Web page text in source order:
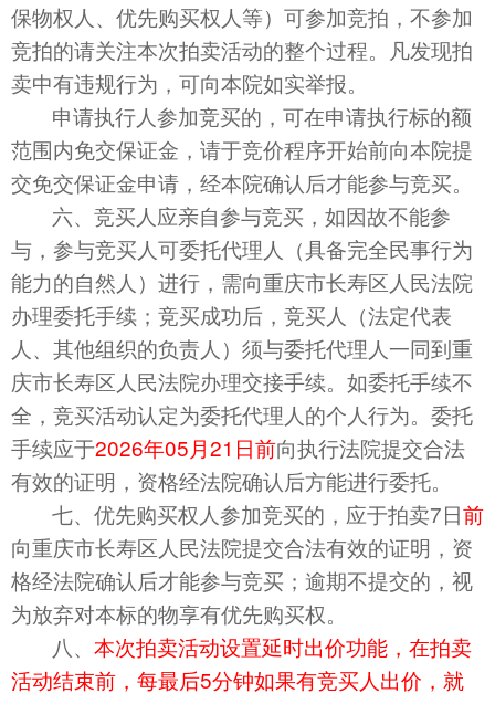
保物权人、优先购买权人等）可参加竞拍，不参加
竞拍的请关注本次拍卖活动的整个过程。凡发现拍
卖中有违规行为，可向本院如实举报。
申请执行人参加竞买的，可在申请执行标的额
范围内免交保证金，请于竞价程序开始前向本院提
交免交保证金申请，经本院确认后才能参与竞买。
六、竞买人应亲自参与竞买，如因故不能参
与， 参与竞买人可委托代理人（具备完全民事行为
能力的自然人）进行，需向重庆市长寿区人民法院
办理委托手续；竞买成功后，竞买人（法定代表
人、其他组织的负责人）须与委托代理人一同到重
庆市长寿区人民法院办理交接手续。如委托手续不
全，竞买活动认定为委托代理人的个人行为。委托
手续应于2026年05月21 日前向执行法院提交合法
有效的证明，资格经法院确认后方能进行委托。
七、 优先购买权人参加竞买的，应于拍卖7日前
向重庆市长寿区人民法院提交合法有效的证明，资
格经法院确认后才能参与竞买；逾期不提交的，视
为放弃对本标的物享有优先购买权。
八、 本次拍卖活动设置延时出价功能，在拍卖
活动结束前，每最后5分钟如果有竞买人出价，就